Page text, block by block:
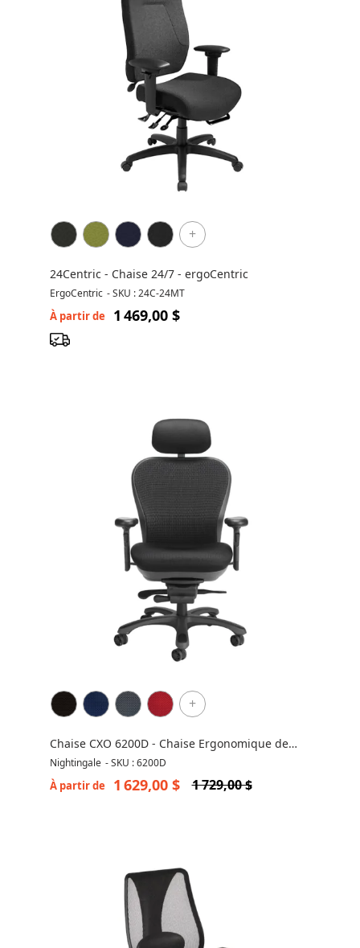
+
24Centric - Chaise 24/7 - ergoCentric
ErgoCentric -SKU : 24C-24MT
À partir de 1 469,00 $
+
Chaise CXO 6200D - Chaise Ergonomique de
Nightingale
Nightingale -SKU : 6200D
À partir de 1 629,00 $ 1 729,00 $